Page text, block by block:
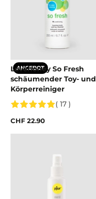
ANGEBOT
Lovehoney So Fresh
schäumender Toy- und
Körperreiniger
( 17 )
CHF 22.90